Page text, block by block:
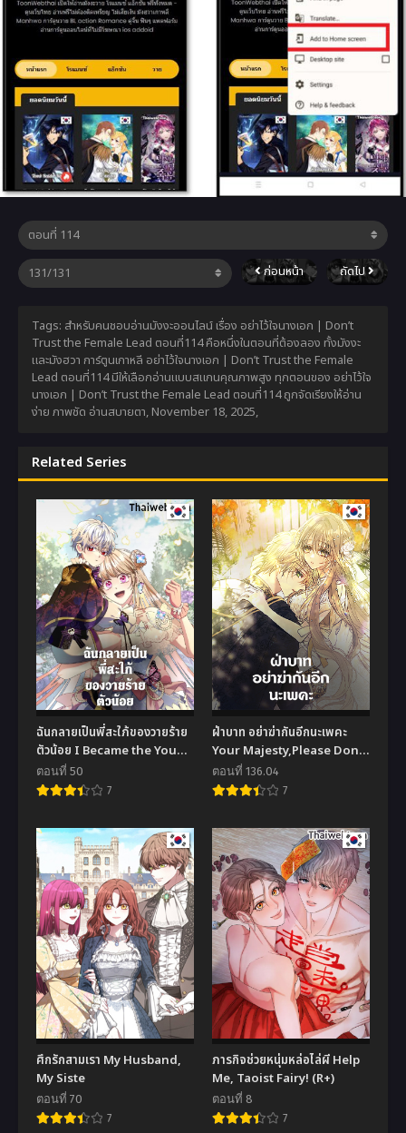
ก่อนหน้า ถัดไป
Tags: สำหรับคนชอบอ่านมังงะออนไลน์ เรื่อง อย่าไว้ใจนางเอก | Don’t
Trust the Female Lead ตอนที่114 คือหนึ่งในตอนที่ต้องลอง ทั้งมังงะ
และมังฮวา การ์ตูนเกาหลี อย่าไว้ใจนางเอก | Don’t Trust the Female
Lead ตอนที่114 มีให้เลือกอ่านแบบสแกนคุณภาพสูง ทุกตอนของ อย่าไว้ใจ
นางเอก | Don’t Trust the Female Lead ตอนที่114 ถูกจัดเรียงให้อ่าน
ง่าย ภาพชัด อ่านสบายตา, November 18, 2025,
Related Series
ฉันกลายเป็นพี่สะใภ้ของวายร้าย
ตัวน้อย I Became the Young
Villain’s Sister-in-Law
ตอนที่ 50
7
ฝ่าบาท อย่าฆ่ากันอีกนะเพคะ
Your Majesty,Please Don’t
Kill Me Again
ตอนที่ 136.04
7
ศึกรักสามเรา My Husband,
My Siste
ตอนที่ 70
7
ภารกิจช่วยหนุ่มหล่อไล่ผี Help
Me, Taoist Fairy! (R+)
ตอนที่ 8
7